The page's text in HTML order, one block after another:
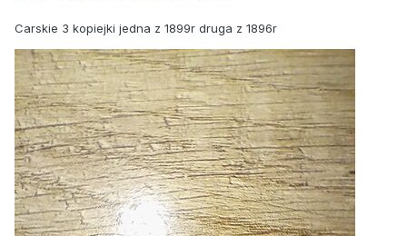
Carskie 3 kopiejki jedna z 1899r druga z 1896r